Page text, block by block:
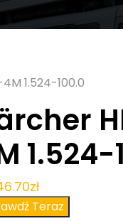
1.524-100.0
1.524-
zł
Teraz